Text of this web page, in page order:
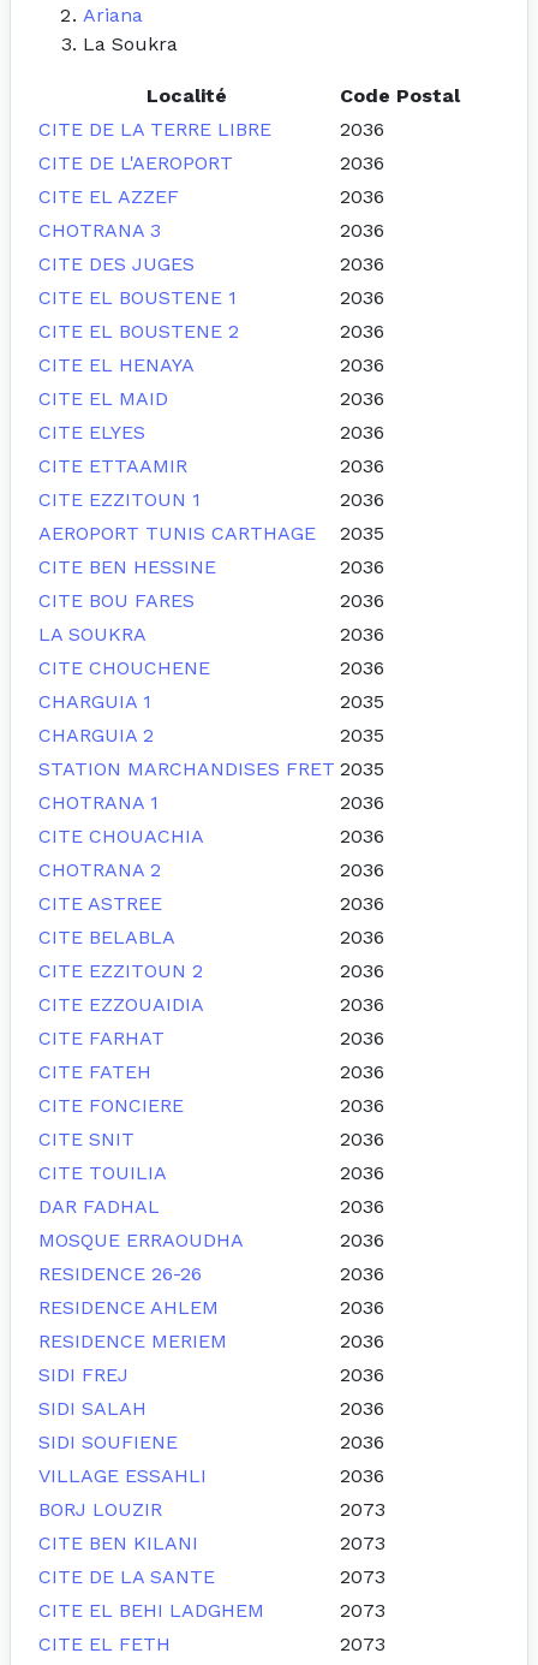
Ariana
La Soukra
Localité
Code Postal
CITE DE LA TERRE LIBRE
2036
CITE DE L'AEROPORT
2036
CITE EL AZZEF
2036
CHOTRANA 3
2036
CITE DES JUGES
2036
CITE EL BOUSTENE 1
2036
CITE EL BOUSTENE 2
2036
CITE EL HENAYA
2036
CITE EL MAID
2036
CITE ELYES
2036
CITE ETTAAMIR
2036
CITE EZZITOUN 1
2036
AEROPORT TUNIS CARTHAGE
2035
CITE BEN HESSINE
2036
CITE BOU FARES
2036
LA SOUKRA
2036
CITE CHOUCHENE
2036
CHARGUIA 1
2035
CHARGUIA 2
2035
STATION MARCHANDISES FRET 2035
CHOTRANA 1
2036
CITE CHOUACHIA
2036
CHOTRANA 2
2036
CITE ASTREE
2036
CITE BELABLA
2036
CITE EZZITOUN 2
2036
CITE EZZOUAIDIA
2036
CITE FARHAT
2036
CITE FATEH
2036
CITE FONCIERE
2036
CITE SNIT
2036
CITE TOUILIA
2036
DAR FADHAL
2036
MOSQUE ERRAOUDHA
2036
RESIDENCE 26-26
2036
RESIDENCE AHLEM
2036
RESIDENCE MERIEM
2036
SIDI FREJ
2036
SIDI SALAH
2036
SIDI SOUFIENE
2036
VILLAGE ESSAHLI
2036
BORJ LOUZIR
2073
CITE BEN KILANI
2073
CITE DE LA SANTE
2073
CITE EL BEHI LADGHEM
2073
CITE EL FETH
2073